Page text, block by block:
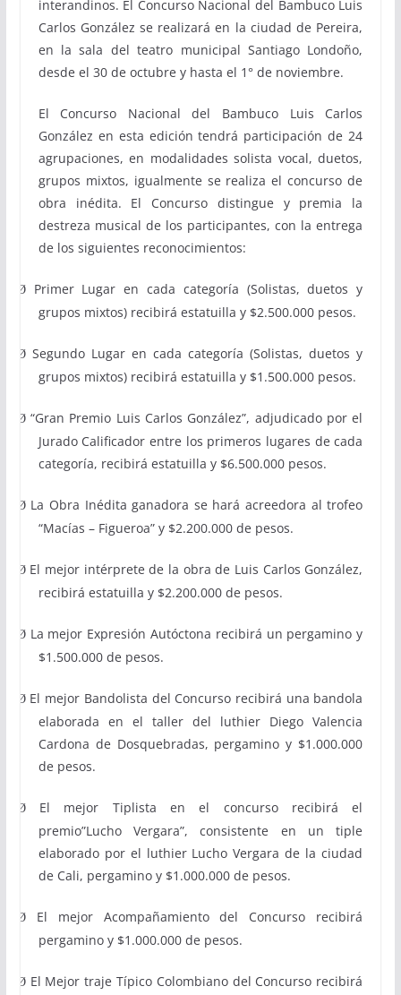
interandinos. El Concurso Nacional del Bambuco Luis
Carlos González se realizará en la ciudad de Pereira,
en la sala del teatro municipal Santiago Londoño,
desde el 30 de octubre y hasta el 1° de noviembre.
El Concurso Nacional del Bambuco Luis Carlos
González en esta edición tendrá participación de 24
agrupaciones, en modalidades solista vocal, duetos,
grupos mixtos, igualmente se realiza el concurso de
obra inédita. El Concurso distingue y premia la
destreza musical de los participantes, con la entrega
de los siguientes reconocimientos:
Ø
Primer Lugar en cada categoría (Solistas, duetos y
grupos mixtos) recibirá estatuilla y $2.500.000 pesos.
Ø Segundo Lugar en cada categoría (Solistas, duetos y
grupos mixtos) recibirá estatuilla y $1.500.000 pesos.
Ø “Gran Premio Luis Carlos González”, adjudicado por el
Jurado Calificador entre los primeros lugares de cada
categoría, recibirá estatuilla y $6.500.000 pesos.
Ø La Obra Inédita ganadora se hará acreedora al trofeo
“Macías – Figueroa” y $2.200.000 de pesos.
Ø El mejor intérpretede la obra de Luis Carlos González,
recibirá estatuilla y $2.200.000 de pesos.
Ø La mejor Expresión Autóctona recibirá un pergamino y
$1.500.000 de pesos.
Ø El mejor Bandolista del Concurso recibirá una bandola
elaborada en el taller del luthier Diego Valencia
Cardona de Dosquebradas, pergamino y $1.000.000
de pesos.
Ø El mejor Tiplistaen el concurso recibirá el
premio”Lucho Vergara”, consistente en un tiple
elaborado por el luthier Lucho Vergara de la ciudad
de Cali, pergamino y $1.000.000 de pesos.
Ø El mejor Acompañamientodel Concurso recibirá
pergamino y $1.000.000 de pesos.
Ø El Mejor traje Típico Colombiano del Concurso recibirá